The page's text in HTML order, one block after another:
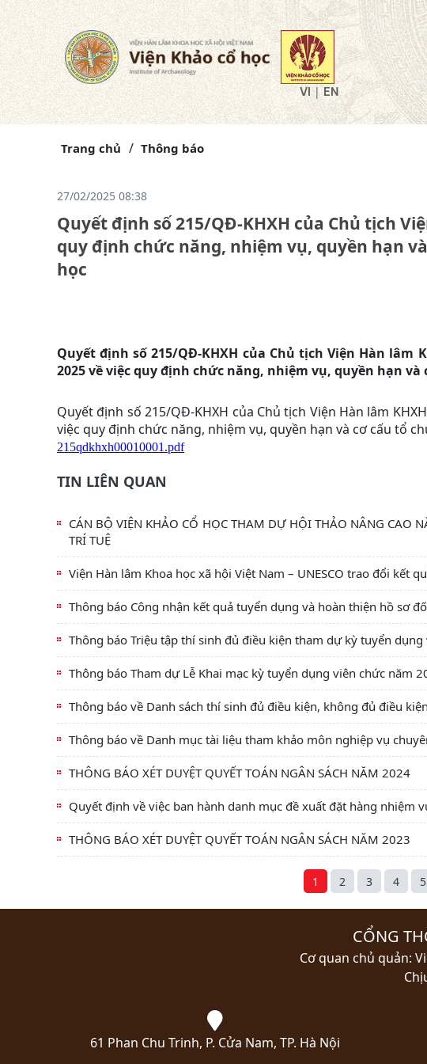
VI|EN
Trang chủ Thông báo
27/02/2025 08:38
Quyết định số 215/QĐ-KHXH của Chủ tịch
quy định chức năng, nhiệm vụ, quyền hạn
học
Quyết định số 215/QĐ-KHXH của Chủ tịch Viện Hàn lâm
2025 về việc quy định chức năng, nhiệm vụ, quyền hạn và
Quyết định số 215/QĐ-KHXH của Chủ tịch Viện Hàn lâm
việc quy định chức năng, nhiệm vụ, quyền hạn và cơ cấu tổ
215qdkhxh00010001.pdf
TIN LIÊN QUAN
CÁN BỘ VIỆN KHẢO CỔ HỌC THAM DỰ HỘI THẢO NÂNG CAO
TRÍ TUỆ
Viện Hàn lâm Khoa học xã hội Việt Nam – UNESCO trao đổi kết
Thông báo Công nhận kết quả tuyển dụng và hoàn thiện hồ sơ
Thông báo Triệu tập thí sinh đủ điều kiện tham dự kỳ tuyển
Thông báo Tham dự Lễ Khai mạc kỳ tuyển dụng viên chức năm
Thông báo về Danh sách thí sinh đủ điều kiện, không đủ điều
Thông báo về Danh mục tài liệu tham khảo môn nghiệp vụ
THÔNG BÁO XÉT DUYỆT QUYẾT TOÁN NGÂN SÁCH NĂM 2024
Quyết định về việc ban hành danh mục đề xuất đặt hàng nhiệm
THÔNG BÁO XÉT DUYỆT QUYẾT TOÁN NGÂN SÁCH NĂM 2023
1 2 3 4 5
CỔNG
Cơ quan chủ quản:
61 Phan Chu Trinh, P. Cửa Nam, TP. Hà Nội